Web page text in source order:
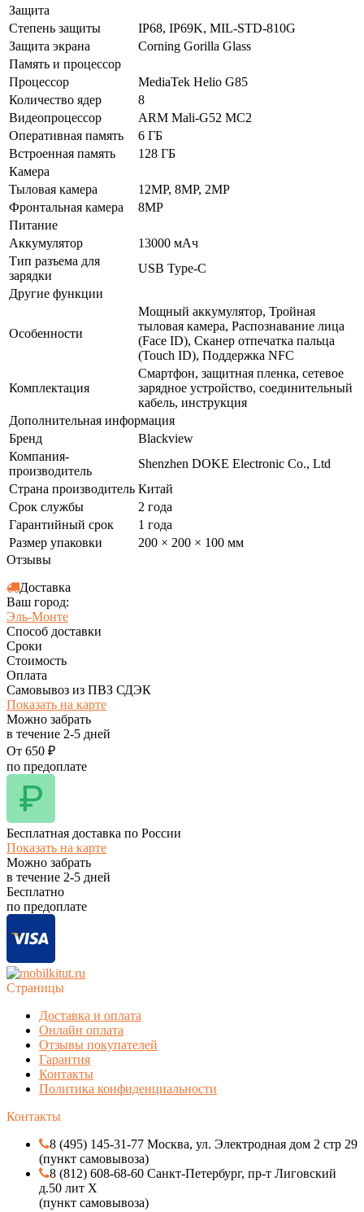
Защита
Степень защиты
IP68, IP69K, MIL-STD-810G
Защита экрана
Corning Gorilla Glass
Память и процессор
Процессор
MediaTek Helio G85
Количество ядер
8
Видеопроцессор
ARM Mali-G52 MC2
Оперативная память
6 ГБ
Встроенная память
128 ГБ
Камера
Тыловая камера
12MP, 8MP, 2MP
Фронтальная камера
8MP
Питание
Аккумулятор
13000 мАч
Тип разъема для
зарядки
USB Type-C
Другие функции
Особенности
Мощный аккумулятор, Тройная
тыловая камера, Распознавание лица
(Face ID), Сканер отпечатка пальца
(Touch ID), Поддержка NFC
Комплектация
Смартфон, защитная пленка, сетевое
зарядное устройство, соединительный
кабель, инструкция
Дополнительная информация
Бренд
Blackview
Компания-
производитель
Shenzhen DOKE Electronic Co., Ltd
Страна производитель Китай
Срок службы
2 года
Гарантийный срок
1 года
Размер упаковки
200 × 200 × 100 мм
Отзывы
Доставка
Ваш город:
Эль-Монте
Способ доставки
Сроки
Стоимость
Оплата
Самовывоз из ПВЗ СДЭК
Показать на карте
Можно забрать
в течение 2-5 дней
От 650 ₽
по предоплате
Бесплатная доставка по России
Показать на карте
Можно забрать
в течение 2-5 дней
Бесплатно
по предоплате
Страницы
Доставка и оплата
Онлайн оплата
Отзывы покупателей
Гарантия
Контакты
Политика конфиденциальности
Контакты
8 (495) 145-31-77 Москва, ул. Электродная дом 2 стр 29
(пункт самовывоза)
8 (812) 608-68-60 Санкт-Петербург, пр-т Лиговский
д.50 лит Х
(пункт самовывоза)